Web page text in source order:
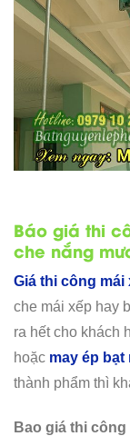
Báo giá thi
che nắng
Giá thi công mái
che mái xếp hay
ra hết cho khách
hoặc may ép bạt
thành phẩm thì
Bao giá thi